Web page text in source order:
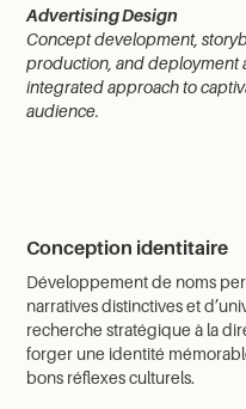
Advertising Design
Concept development,
production, and deployment
integrated approach to
audience.
Conception identitaire
Développement de noms
narratives distinctives et
recherche stratégique à la
forger une identité
bons réflexes culturels.